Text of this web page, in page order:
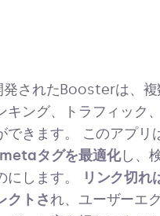
されたBoosterは、複
キング、トラフィック
きます。 このアプリ
タグを最適化し、
します。
リンク切れ
クトされ、ユーザーエ